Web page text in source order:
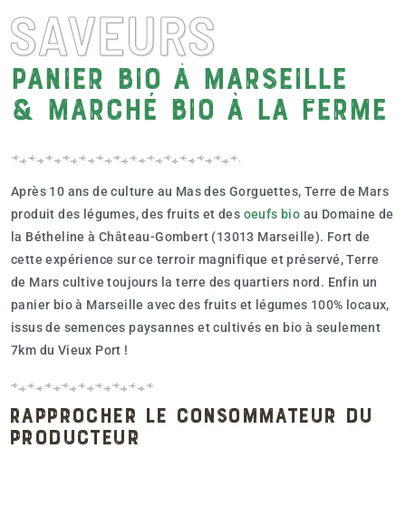
SAVEURS
Panier bio à Marseille
& marché bio à la ferme
Après 10 ans de culture au Mas des Gorguettes, Terre de Mars
produit des légumes, des fruits et des oeufs bio au Domaine de
la Bétheline à Château-Gombert (13013 Marseille). Fort de
cette expérience sur ce terroir magnifique et préservé, Terre
de Mars cultive toujours la terre des quartiers nord. Enfin un
panier bio à Marseille avec des fruits et légumes 100% locaux,
issus de semences paysannes et cultivés en bio à seulement
7km du Vieux Port !
Rapprocher le consommateur du
producteur